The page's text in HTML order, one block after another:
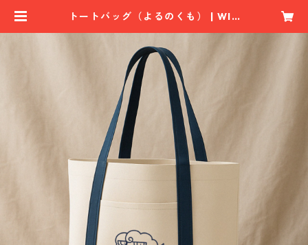
トートバッグ（よるのくも） | WIN